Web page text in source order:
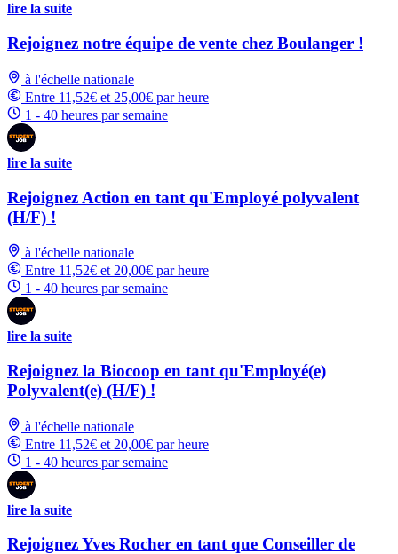
lire la suite
Rejoignez notre équipe de vente chez Boulanger !
à l'échelle nationale
Entre 11,52€ et 25,00€ par heure
1 - 40 heures par semaine
lire la suite
Rejoignez Action en tant qu'Employé polyvalent
(H/F) !
à l'échelle nationale
Entre 11,52€ et 20,00€ par heure
1 - 40 heures par semaine
lire la suite
Rejoignez la Biocoop en tant qu'Employé(e)
Polyvalent(e) (H/F) !
à l'échelle nationale
Entre 11,52€ et 20,00€ par heure
1 - 40 heures par semaine
lire la suite
Rejoignez Yves Rocher en tant que Conseiller de